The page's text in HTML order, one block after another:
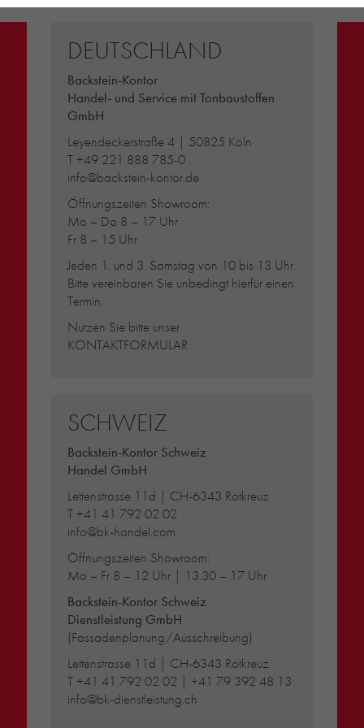
DEUTSCHLAND
Backstein-Kontor
Handel- und Service mit Tonbaustoffen
GmbH
Leyendeckerstraße 4 | 50825 Köln
T+49 221 888 785-0
info@backstein-kontor.de
Öffnungszeiten Showroom:
Mo – Do 8 – 17 Uhr
Fr 8 – 15 Uhr
Jeden 1. und 3. Samstag von 10 bis 13 Uhr.
Bitte vereinbaren Sie unbedingt hierfür einen
Termin.
Nutzen Sie bitte unser
KONTAKTFORMULAR
SCHWEIZ
Backstein-Kontor Schweiz
Handel GmbH
Lettenstrasse 11d | CH-6343 Rotkreuz
T+41 41 792 02 02
info@bk-handel.com
Öffnungszeiten Showroom:
Mo – Fr 8 – 12 Uhr | 13.30 – 17 Uhr
Backstein-Kontor Schweiz
Dienstleistung GmbH
(Fassadenplanung/Ausschreibung)
Lettenstrasse 11d | CH-6343 Rotkreuz
T+41 41 792 02 02 |+41 79 392 48 13
info@bk-dienstleistung.ch